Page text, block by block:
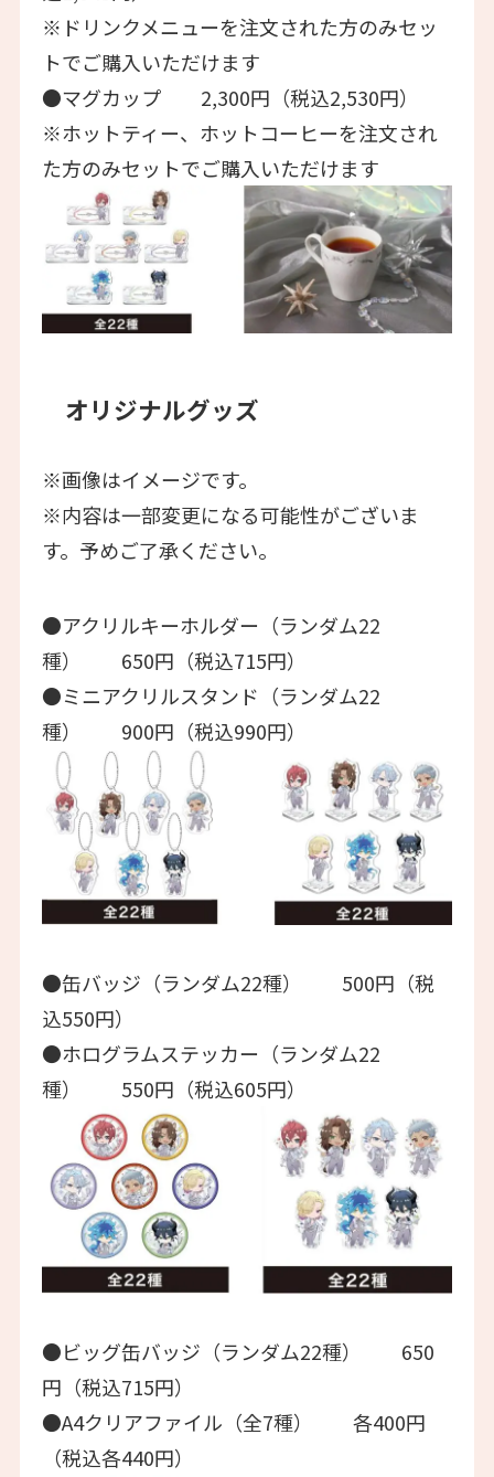
※ドリンクメニューを注文された方のみセッ
トでご購入いただけます
●マグカップ 2,300円（税込2,530円）
※ホットティー、ホットコーヒーを注文され
た方のみセットでご購入いただけます
オリジナルグッズ
※画像はイメージです。
※内容は一部変更になる可能性がございま
す。予めご了承ください。
●アクリルキーホルダー（ランダム22
種） 650円（税込715円）
●ミニアクリルスタンド（ランダム22
種） 900円（税込990円）
●缶バッジ（ランダム22種） 500円（税
込550円）
●ホログラムステッカー（ランダム22
種） 550円（税込605円）
●ビッグ缶バッジ（ランダム22種） 650
円（税込715円）
●A4クリアファイル（全7種） 各400円
（税込各440円）